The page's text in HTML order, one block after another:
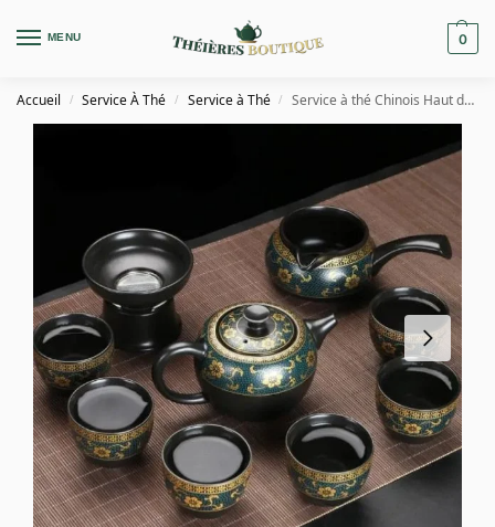
MENU 0
Accueil / Service À Thé / Service à Thé / Service à thé Chinois Haut de Gamme Noir et Doré